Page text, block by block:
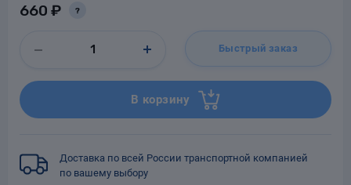
660 ₽ ?
Быстрый заказ
В корзину
Доставка по всей России транспортной компанией
по вашему выбору
Фильтры для